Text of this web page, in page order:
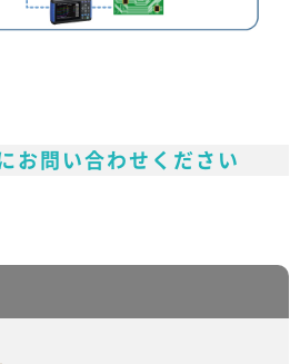
お問い合わせください